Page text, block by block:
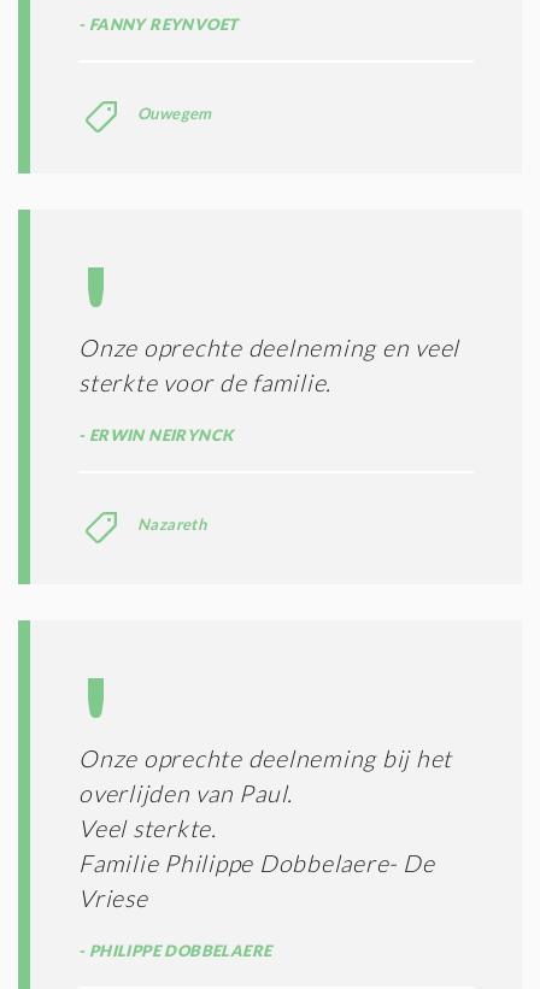
FANNY REYNVOET
Ouwegem
Onze oprechte deelneming en veel
sterkte voor de familie.
ERWIN NEIRYNCK
Nazareth
Onze oprechte deelneming bij het
overlijden van Paul.
Veel sterkte.
Familie Philippe Dobbelaere- De
Vriese
PHILIPPE DOBBELAERE